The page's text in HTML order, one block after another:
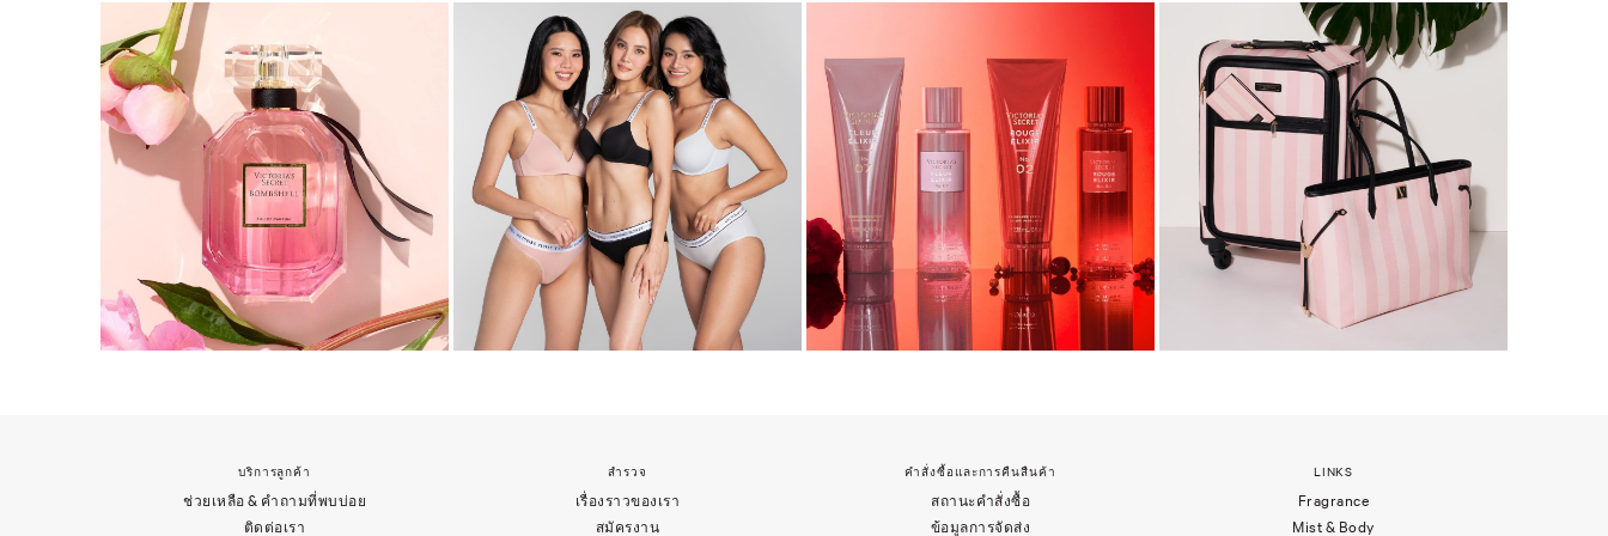
บริการลูกค้า
ช่วยเหลือ & คำถามที่พบบ่อย
ติดต่อเรา
สำรวจ
เรื่องราวของเรา
สมัครงาน
คำสั่งซื้อและการคืนสืนค้า
สถานะคำสั่งซื้อ
ข้อมูลการจัดส่ง
LINKS
Fragrance
Mist & Body